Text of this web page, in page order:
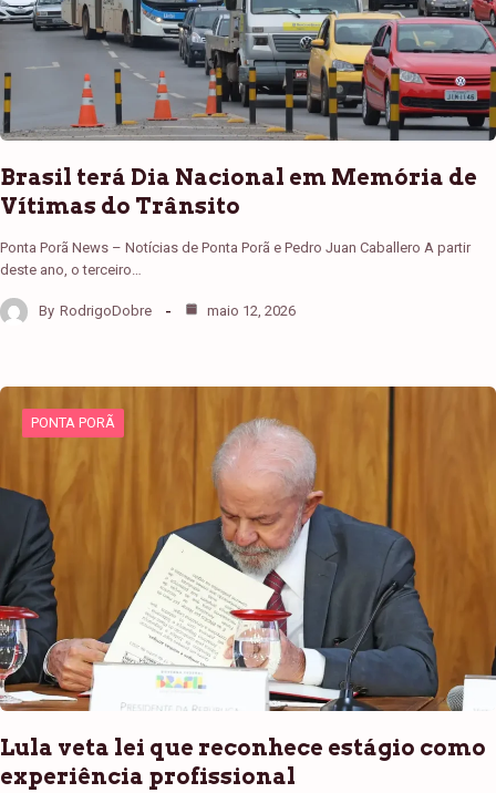
Brasil terá Dia Nacional em Memória de
Vítimas do Trânsito
Ponta Porã News – Notícias de Ponta Porã e Pedro Juan Caballero A partir
deste ano, o terceiro…
By RodrigoDobre maio 12, 2026
PONTA PORÃ
Lula veta lei que reconhece estágio como
experiência profissional